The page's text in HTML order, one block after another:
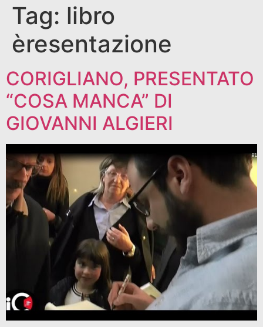
Tag: libro
èresentazione
CORIGLIANO, PRESENTATO
“COSA MANCA” DI
GIOVANNI ALGIERI